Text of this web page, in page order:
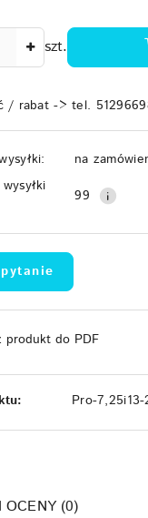
szt.
/ rabat -> tel.
na
99
produkt do PDF
Pro-7,25i13-
OCENY (0)